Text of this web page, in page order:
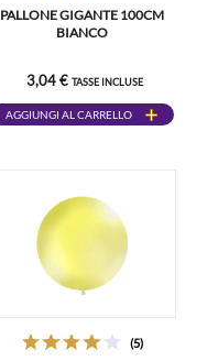
PALLONE GIGANTE 100CM
BIANCO
3,04 € TASSE INCLUSE
AGGIUNGI AL CARRELLO
(5)